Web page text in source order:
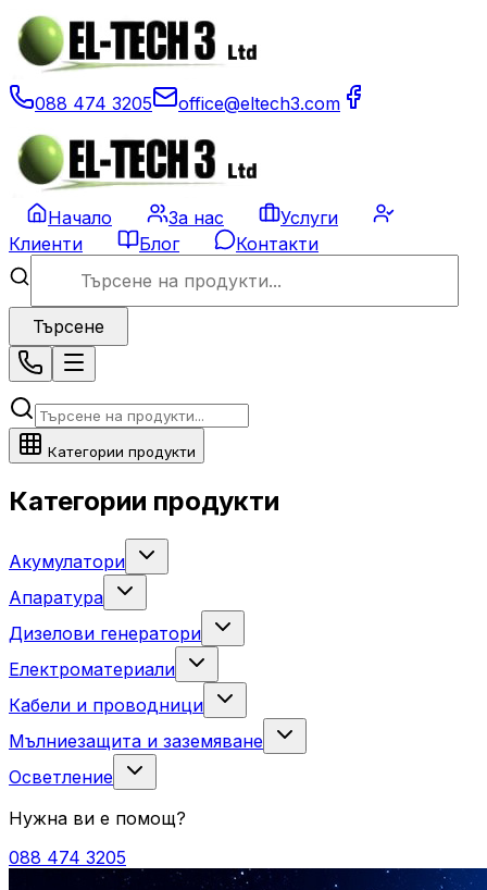
088 474 3205 office@eltech3.com
Начало За нас
Услуги
Клиенти
Блог Контакти
Търсене
Категории продукти
Категории продукти
Акумулатори
Апаратура
Дизелови генератори
Електроматериали
Кабели и проводници
Мълниезащита и заземяване
Осветление
Нужна ви е помощ?
088 474 3205